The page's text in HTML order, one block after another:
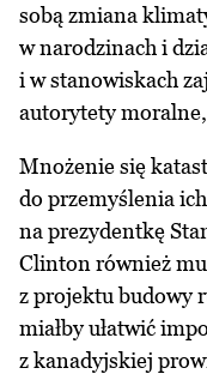
sobą zmiana
w narodzinach i
i w stanowiskach
autorytety
Mnożenie się
do przemyślenia
na prezydentkę
Clinton również
z projektu budowy
miałby ułatwić
z kanadyjskiej